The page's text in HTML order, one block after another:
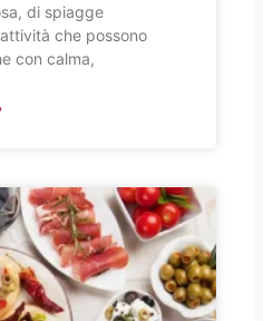
di spiagge
che possono
con calma,